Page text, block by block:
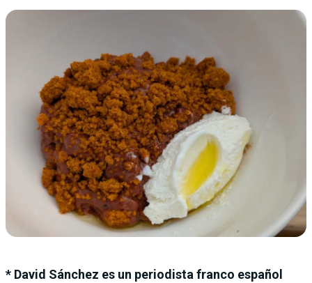
* David Sánchez es un periodista franco español